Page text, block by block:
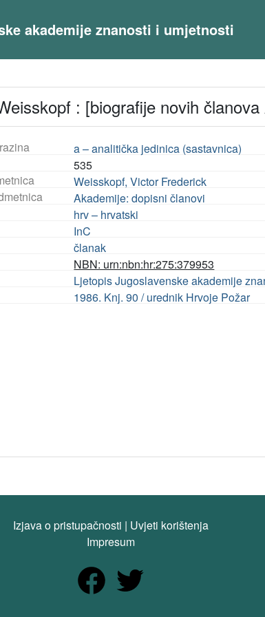
akademije znanosti i umjetnosti
: [biografije novih
a – analitička jedinica (sastavnica)
535
Weisskopf, Victor Frederick
Akademije: dopisni članovi
hrv – hrvatski
InC
članak
NBN: urn:nbn:hr:275:379953
Ljetopis Jugoslavenske akademije
1986. Knj. 90 / urednik Hrvoje Požar
Izjava o pristupačnosti | Uvjeti korištenja
Impresum